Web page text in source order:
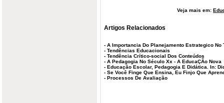
Veja mais em:
Artigos Relacionados
- A Importancia Do Planejamento Estrategico No
- Tendências Educacionais
- Tendência Crítico-social Dos Conteúdos
- A Pedagogia No Século Xx - A EducaÇÃo Nova
- Educação Escolar, Pedagogia E Didática. In:
- Se Você Finge Que Ensina, Eu Finjo Que
- Processos De Avaliação